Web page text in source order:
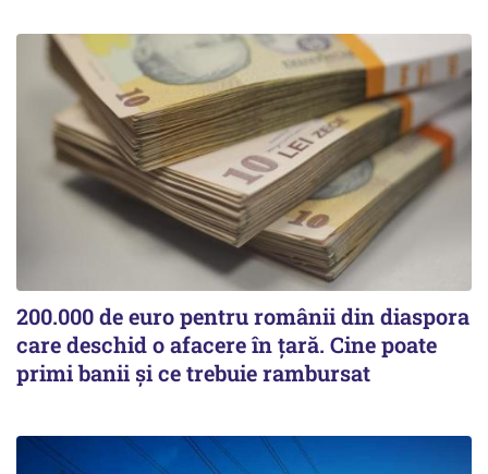
200.000 de euro pentru românii din diaspora
care deschid o afacere în țară. Cine poate
primi banii și ce trebuie rambursat